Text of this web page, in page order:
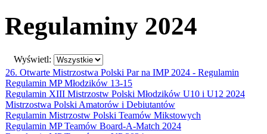
Regulaminy 2024
Wyświetl:
26. Otwarte Mistrzostwa Polski Par na IMP 2024 - Regulamin
Regulamin MP Młodzików 13-15
Regulamin XIII Mistrzostw Polski Młodzików U10 i U12 2024
Mistrzostwa Polski Amatorów i Debiutantów
Regulamin Mistrzostw Polski Teamów Mikstowych
Regulamin MP Teamów Board-A-Match 2024